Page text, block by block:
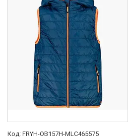
FRYH-OB157H-MLC465575